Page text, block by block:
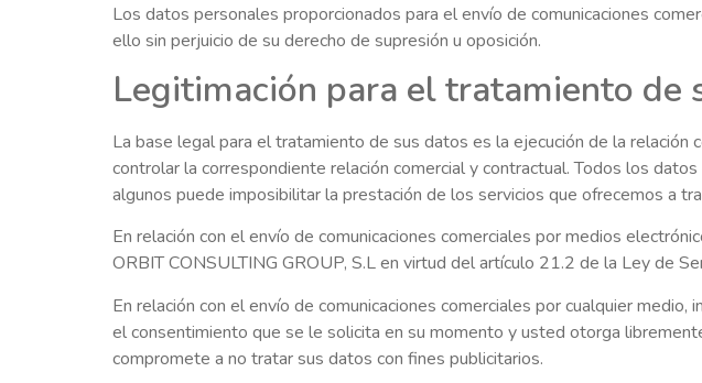
Los datos personales proporcionados para el envío de comunicaciones
ello sin perjuicio de su derecho de supresión u oposición.
Legitimación para el tratamiento de
La base legal para el tratamiento de sus datos es la ejecución de la
controlar la correspondiente relación comercial y contractual. Todos los
algunos puede imposibilitar la prestación de los servicios que ofrecemos a
En relación con el envío de comunicaciones comerciales por medios
ORBIT CONSULTING GROUP, S.L en virtud del artículo 21.2 de la Ley de
En relación con el envío de comunicaciones comerciales por cualquier
el consentimiento que se le solicita en su momento y usted otorga
compromete a no tratar sus datos con fines publicitarios.